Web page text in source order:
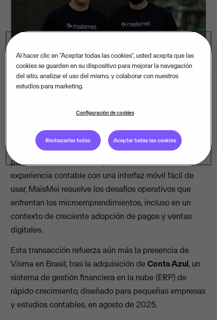
hasta atender a 3,7 millones de clientes desde su
fundación en 2020, convirtiéndose en la mayor
plataforma privada del segmento MEI. Al combinar
experiencia contable con una interfaz móvil fácil de
usar, MaisMei resuelve los desafíos operativos que
enfrentan los microemprendimientos, incluso en un
contexto de creciente adopción de pagos y ventas
digitales.
Esta transacción refuerza aún más la presencia de
Visma en Brasil, tras la adquisición deConta Azul, un
sistema de gestión financiera en la nube (ERP) de
rápido crecimiento, diseñado para pequeñas empresas
y estudios contables, en agosto de 2025.
Al hacer clic en “Aceptar todas las cookies”, usted acepta que las
cookies se guarden en su dispositivo para mejorar la navegación
del sitio, analizar el uso del mismo, y colaborar con nuestros
estudios para marketing.
Configuración de cookies
Rechazarlas todas Aceptar todas las cookies